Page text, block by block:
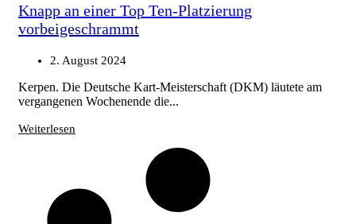
Knapp an einer Top Ten-Platzierung
vorbeigeschrammt
2. August 2024
Kerpen. Die Deutsche Kart-Meisterschaft (DKM) läutete am
vergangenen Wochenende die...
Weiterlesen